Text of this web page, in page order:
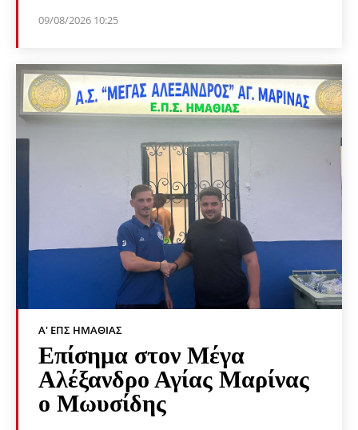
09/08/2026 10:25
Α' ΕΠΣ ΗΜΑΘΊΑΣ
Επίσημα στον Μέγα
Αλέξανδρο Αγίας Μαρίνας
ο Μωυσίδης